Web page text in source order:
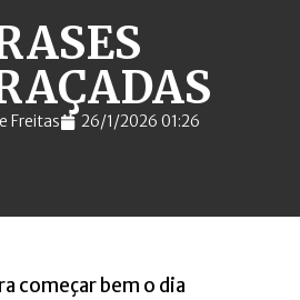
Freitas 26/1/2026 01:26
começar bem o dia